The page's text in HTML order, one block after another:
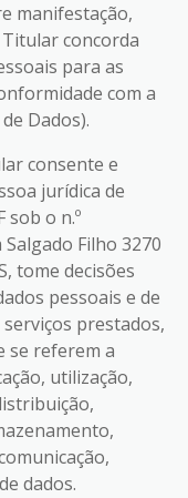
manifestação,
concorda
para as
com a
Dados).
consente e
jurídica de
sob o n.º
Filho 3270
tome decisões
pessoais e de
prestados,
se referem a
utilização,
dados.